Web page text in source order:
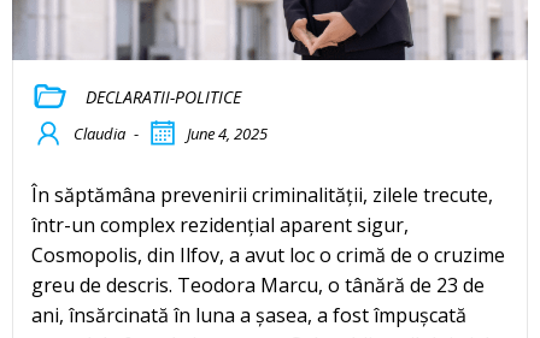
DECLARATII-POLITICE
Claudia - June 4, 2025
În săptămâna prevenirii criminalității, zilele trecute,
într-un complex rezidențial aparent sigur,
Cosmopolis, din Ilfov, a avut loc o crimă de o cruzime
greu de descris. Teodora Marcu, o tânără de 23 de
ani, însărcinată în luna a șasea, a fost împușcată